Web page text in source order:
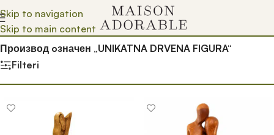
Skip to navigation
Skip to main content
Почетна/Prodavnica/
Производ oзначен „UNIKATNA DRVENA FIGURA“
Filteri